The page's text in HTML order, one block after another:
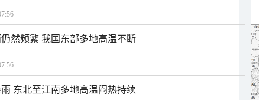
然频繁 我国东部多地高温不断
东北至江南多地高温闷热持续